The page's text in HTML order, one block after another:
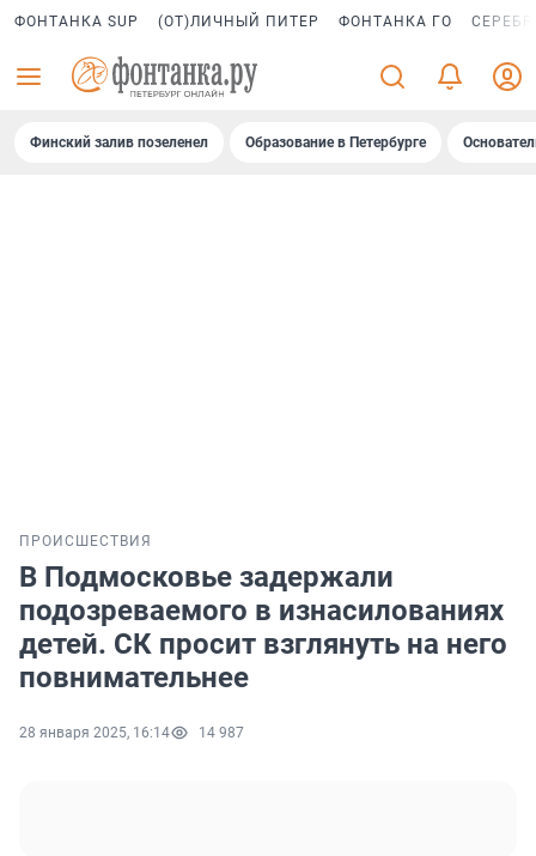
ФОНТАНКА SUP (ОТ)ЛИЧНЫЙ ПИТЕР ФОНТАНКА ГО
Финский залив позеленел Образование в Петербурге
ПРОИСШЕСТВИЯ
В Подмосковье задержали
подозреваемого в изнасилованиях
детей. СК просит взглянуть на него
повнимательнее
28 января 2025, 16:14 14 987